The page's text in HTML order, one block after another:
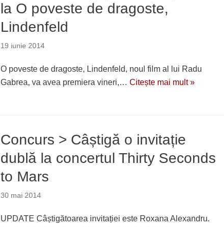
la O poveste de dragoste,
Lindenfeld
19 iunie 2014
O poveste de dragoste, Lindenfeld, noul film al lui Radu
Gabrea, va avea premiera vineri,… Citește mai mult »
Concurs > Câștigă o invitație
dublă la concertul Thirty Seconds
to Mars
30 mai 2014
UPDATE Câștigătoarea invitației este Roxana Alexandru.